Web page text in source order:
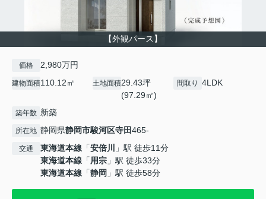
【外観パース】
価格 2,980万円
建物面積110.12㎡ 土地面積29.43坪
(97.29㎡)
間取り 4LDK
築年数 新築
所在地 静岡県静岡市駿河区寺田465-
交通 東海道本線 「安倍川
」駅 徒歩11分
東海道本線 「用宗 」駅 徒歩33分
東海道本線 「静岡 」駅 徒歩58分